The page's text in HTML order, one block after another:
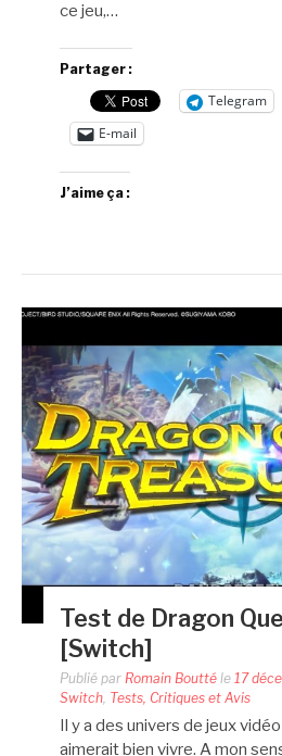
ce jeu,…
Partager :
Telegram
E-mail
J’aime ça :
Test de Dragon
[Switch]
Publié par Romain Boutté le 17
Switch, Tests, Critiques et Avis
Il y a des univers de jeux
aimerait bien vivre. A mon